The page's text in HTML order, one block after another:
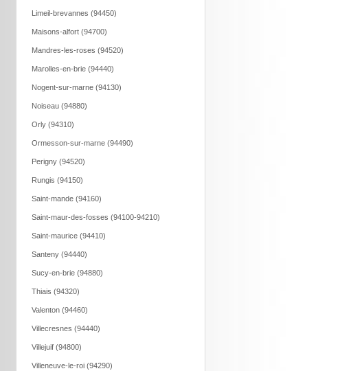
Limeil-brevannes (94450)
Maisons-alfort (94700)
Mandres-les-roses (94520)
Marolles-en-brie (94440)
Nogent-sur-marne (94130)
Noiseau (94880)
Orly (94310)
Ormesson-sur-marne (94490)
Perigny (94520)
Rungis (94150)
Saint-mande (94160)
Saint-maur-des-fosses (94100-94210)
Saint-maurice (94410)
Santeny (94440)
Sucy-en-brie (94880)
Thiais (94320)
Valenton (94460)
Villecresnes (94440)
Villejuif (94800)
Villeneuve-le-roi (94290)